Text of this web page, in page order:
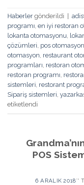
Haberler gönderildi
programı, en iyi restoran
lokanta otomasyonu,
çözümleri, pos
otomasyon, restaurant
programları, restoran
restoran programı,
sistemleri, restorant
Sipariş sistemleri,
etiketlendi
POS
6 ARALIK 2018’'